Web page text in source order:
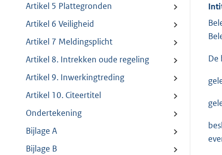
Artikel 5 Plattegronden
Artikel 6 Veiligheid
Artikel 7 Meldingsplicht
Artikel 8. Intrekken oude regeling
Artikel 9. Inwerkingtreding
Artikel 10. Citeertitel
Ondertekening
Bijlage A
Bijlage B
De